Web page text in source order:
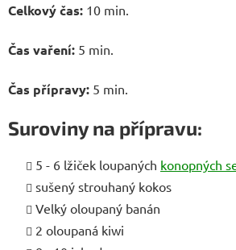
Celkový čas: 10 min.
Čas vaření: 5 min.
Čas přípravy: 5 min.
Suroviny na přípravu:
5 - 6 lžiček loupaných konopných
sušený strouhaný kokos
Velký oloupaný banán
2 oloupaná kiwi